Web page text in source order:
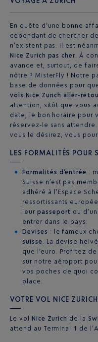
En quête d’une bonne
cependant de chercher
n’existent pas. Il est
Nice Zurich pas cher. À
avance et, surtout, de
nôtre ? MisterFly ! Notre
base de données pour
vols Nice Zurich aller-
attention, sitôt que vous
date, le bon horaire pour
réservez-le sans attendre.
vous le désirez, vous
LES FORMALITÉS POUR
Formalités d’entrée :
Suisse n’est pas
adhéré à l’Espace
ressortissants
leur passeport ou
entrer dans le pays.
Devises : le fameux
suisse . La devise
que l’euro. Profitez
sur notre aéroport
vos poches de quoi
place.
VOTRE VOL NICE
Le vol Nice Zurich de la
attend au Terminal 1 de